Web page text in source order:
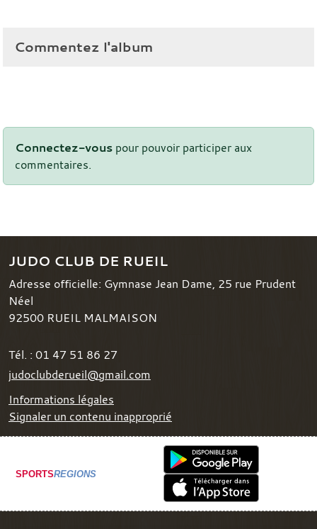
Commentez l'album
Connectez-vous pour pouvoir participer aux
commentaires.
JUDO CLUB DE RUEIL
Adresse officielle: Gymnase Jean Dame, 25 rue Prudent
Néel
92500 RUEIL MALMAISON
Tél. : 01 47 51 86 27
judoclubderueil@gmail.com
Informations légales
Signaler un contenu inapproprié
SPORTSREGIONS